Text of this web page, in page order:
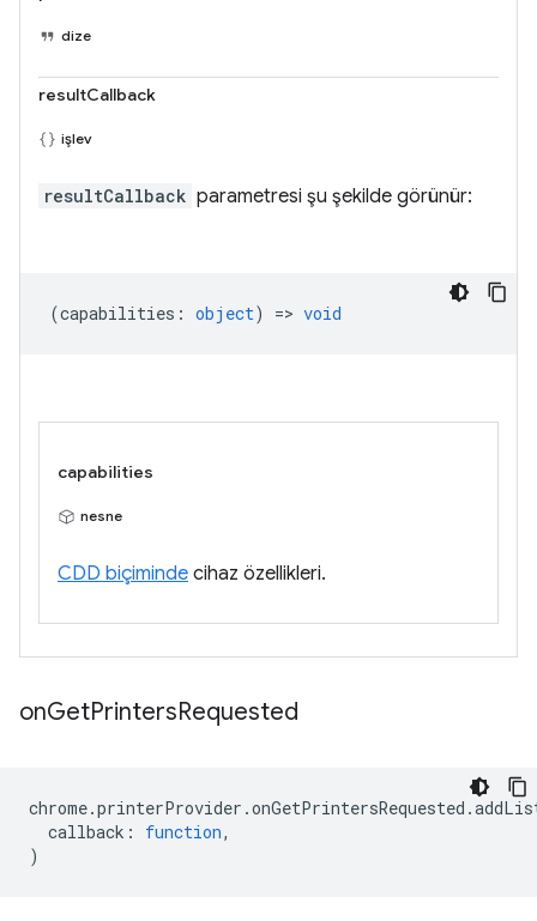
dize
resultCallback
işlev
resultCallback parametresi şu şekilde görünür:
(capabilities : object) => void
capabilities
nesne
CDD biçiminde cihaz özellikleri.
onGetPrintersRequested
chrome.printerProvider .onGetPrintersRequested .
callback : function,
)